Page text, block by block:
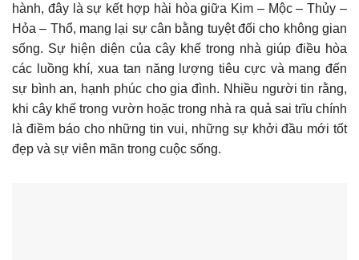
hành, đây là sự kết hợp hài hòa giữa Kim – Mộc – Thủy –
Hỏa – Thổ, mang lại sự cân bằng tuyệt đối cho không gian
sống. Sự hiện diện của cây khế trong nhà giúp điều hòa
các luồng khí, xua tan năng lượng tiêu cực và mang đến
sự bình an, hạnh phúc cho gia đình. Nhiều người tin rằng,
khi cây khế trong vườn hoặc trong nhà ra quả sai trĩu chính
là điềm báo cho những tin vui, những sự khởi đầu mới tốt
đẹp và sự viên mãn trong cuộc sống.